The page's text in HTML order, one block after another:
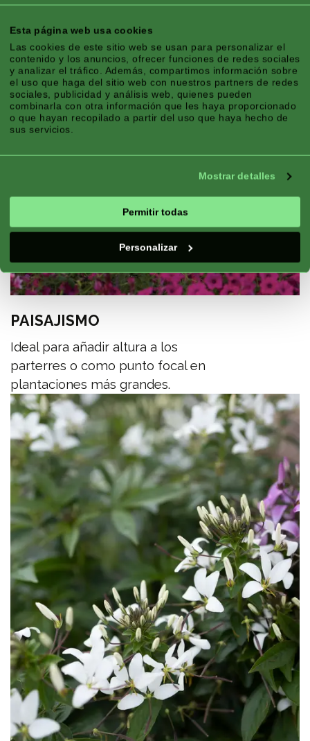
Esta página web usa cookies
Las cookies de este sitio web se usan para personalizar el
contenido y los anuncios, ofrecer funciones de redes sociales
y analizar el tráfico. Además, compartimos información sobre
el uso que haga del sitio web con nuestros partners de redes
sociales, publicidad y análisis web, quienes pueden
combinarla con otra información que les haya proporcionado
o que hayan recopilado a partir del uso que haya hecho de
sus servicios.
Mostrar detalles
Permitir todas
Personalizar
PAISAJISMO
Ideal para añadir altura a los
parterres o como punto focal en
plantaciones más grandes.